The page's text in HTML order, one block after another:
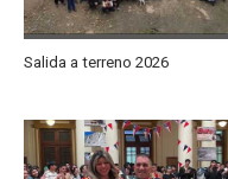
Salida a terreno 2026